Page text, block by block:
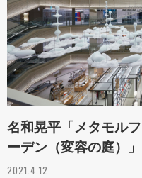
名和晃平「メタモル
ーデン（変容の庭）」
2021.4.12